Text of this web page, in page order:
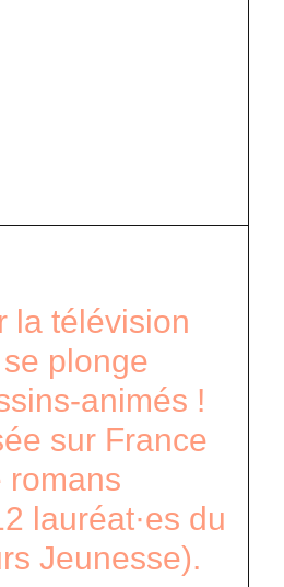
la télévision
plonge
animés !
sur France
romans
lauréat·es du
Jeunesse).